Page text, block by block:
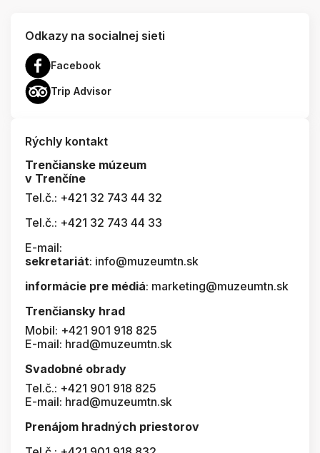
Odkazy na socialnej sieti
Facebook
Trip Advisor
Rýchly kontakt
Trenčianske múzeum
v Trenčíne
Tel.č.: +421 32 743 44 32
Tel.č.: +421 32 743 44 33
E-mail:
sekretariát: info@muzeumtn.sk
informácie pre médiá: marketing@muzeumtn.sk
Trenčiansky hrad
Mobil: +421 901 918 825
E-mail: hrad@muzeumtn.sk
Svadobné obrady
Tel.č.: +421 901 918 825
E-mail: hrad@muzeumtn.sk
Prenájom hradných priestorov